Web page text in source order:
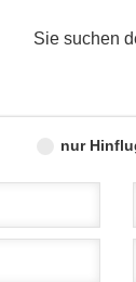
Sie suchen
nur